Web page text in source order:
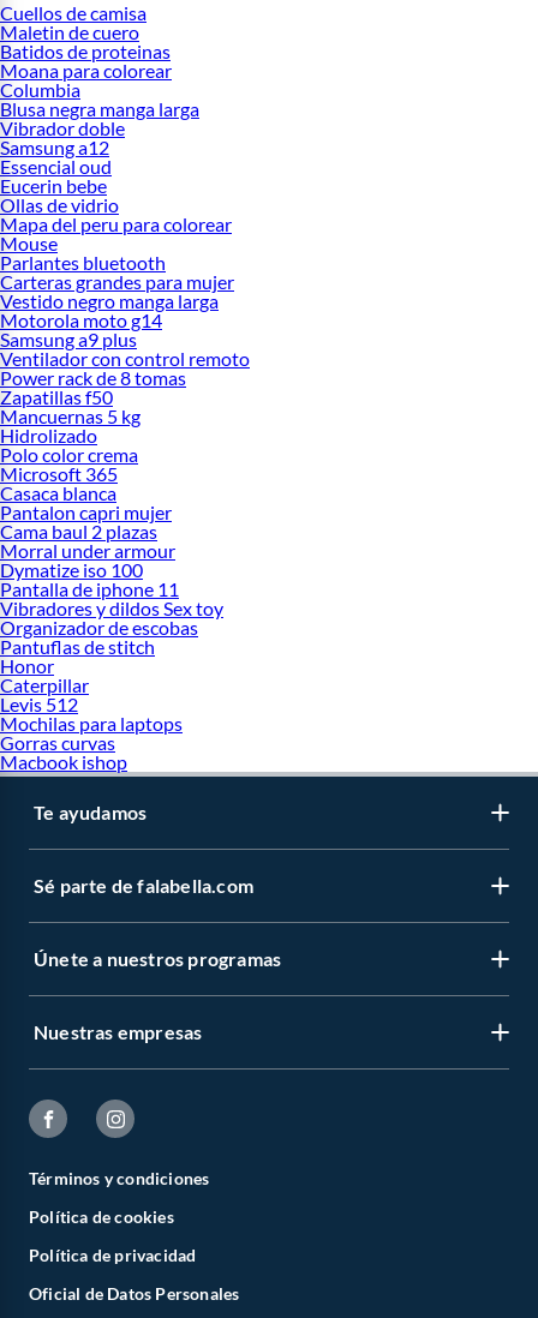
Cuellos de camisa
Maletin de cuero
Batidos de proteinas
Moana para colorear
Columbia
Blusa negra manga larga
Vibrador doble
Samsung a12
Essencial oud
Eucerin bebe
Ollas de vidrio
Mapa del peru para colorear
Mouse
Parlantes bluetooth
Carteras grandes para mujer
Vestido negro manga larga
Motorola moto g14
Samsung a9 plus
Ventilador con control remoto
Power rack de 8 tomas
Zapatillas f50
Mancuernas 5 kg
Hidrolizado
Polo color crema
Microsoft 365
Casaca blanca
Pantalon capri mujer
Cama baul 2 plazas
Morral under armour
Dymatize iso 100
Pantalla de iphone 11
Vibradores y dildos Sex toy
Organizador de escobas
Pantuflas de stitch
Honor
Caterpillar
Levis 512
Mochilas para laptops
Gorras curvas
Macbook ishop
Te ayudamos
Sé parte de falabella.com
Únete a nuestros programas
Nuestras empresas
Términos y condiciones
Política de cookies
Política de privacidad
Oficial de Datos Personales